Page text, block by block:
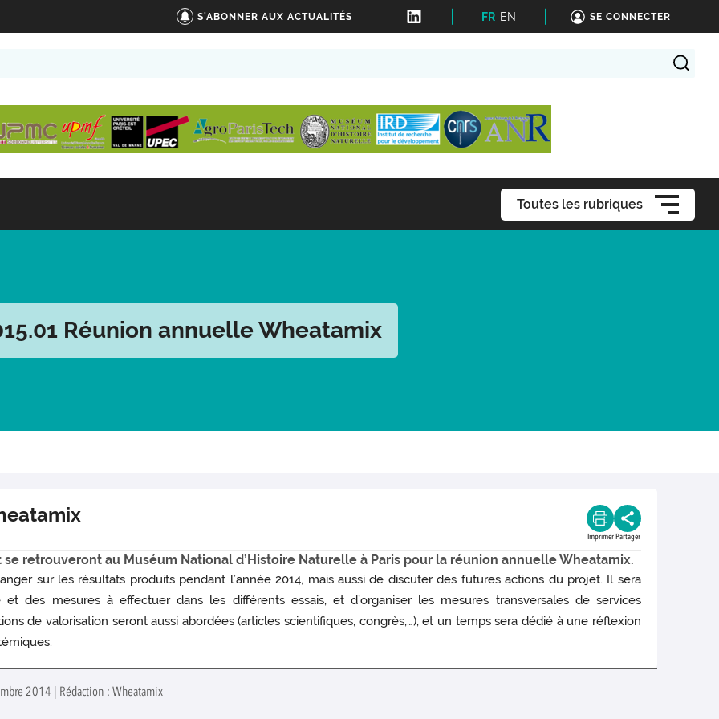
S'ABONNER AUX ACTUALITÉS FR EN SE CONNECTER
Toutes les rubriques
Réunion annuelle Wheatamix
Imprimer Partager
retrouveront au Muséum National d’Histoire Naturelle à Paris pour la réunion annuelle Wheatamix.
sur les résultats produits pendant l’année 2014, mais aussi de discuter des futures actions du projet. Il sera
des mesures à effectuer dans les différents essais, et d’organiser les mesures transversales de services
de valorisation seront aussi abordées (articles scientifiques, congrès,…), et un temps sera dédié à une réflexion
2014 | Rédaction : Wheatamix